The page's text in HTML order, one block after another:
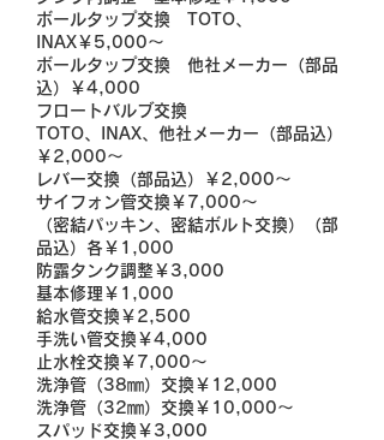
ボールタップ交換 TOTO、
INAX￥5,000～
ボールタップ交換 他社メーカー（部品
込）￥4,000
フロートバルブ交換
TOTO、INAX、他社メーカー（部品込）
￥2,000～
レバー交換（部品込）￥2,000～
サイフォン管交換￥7,000～
（密結パッキン、密結ボルト交換）（部
品込）各￥1,000
防露タンク調整￥3,000
基本修理￥1,000
給水管交換￥2,500
手洗い管交換￥4,000
止水栓交換￥7,000～
洗浄管（38㎜）交換￥12,000
洗浄管（32㎜）交換￥10,000～
スパッド交換￥3,000